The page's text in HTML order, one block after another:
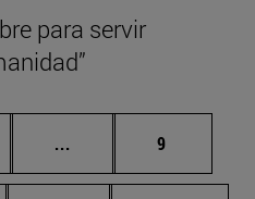
para servir
... Páginas intermedias
Página
9